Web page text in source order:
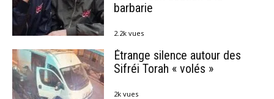
barbarie
2.2k vues
Étrange silence autour des
Sifréi Torah « volés »
2k vues